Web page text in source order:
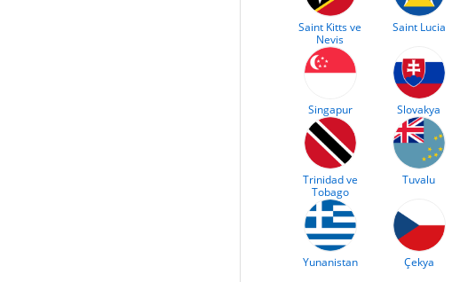
Saint Kitts ve
Nevis
Saint Lucia
Singapur Slovakya
Trinidad ve
Tobago
Tuvalu
Yunanistan Çekya